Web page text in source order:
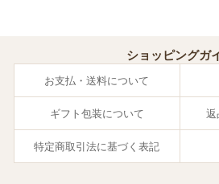
ショッピングガ
お支払・送料について
ギフト包装について 返
特定商取引法に基づく表記